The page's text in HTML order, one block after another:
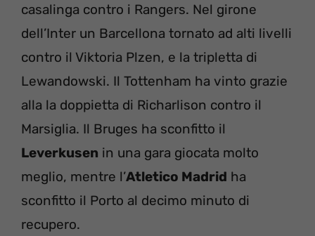
casalinga contro i Rangers. Nel girone
dell’Inter un Barcellona tornato ad alti livelli
contro il Viktoria Plzen, e la tripletta di
Lewandowski. Il Tottenham ha vinto grazie
alla la doppietta di Richarlison contro il
Marsiglia. Il Bruges ha sconfitto il
Leverkusen in una gara giocata molto
meglio, mentre l’Atletico Madrid ha
sconfitto il Porto al decimo minuto di
recupero.